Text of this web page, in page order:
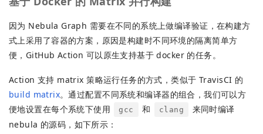
因为 Nebula Graph 需要在不同的系统上做编译验证，在构建方
式上采用了容器的方案，原因是构建时不同环境的隔离简单方
便，GitHub Action 可以原生支持基于 docker 的任务。
Action 支持 matrix 策略运行任务的方式，类似于 TravisCI 的
build matrix。通过配置不同系统和编译器的组合，我们可以方
便地设置在每个系统下使用
gcc 和 clang
来同时编译
nebula 的源码，如下所示：